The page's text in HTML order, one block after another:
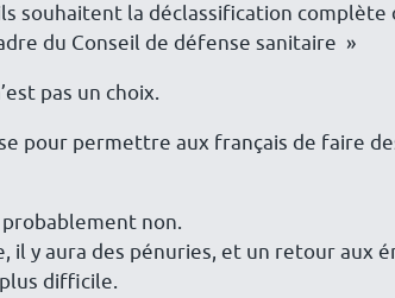
souhaitent la déclassification complète
du Conseil de défense sanitaire »
pas un choix.
pour permettre aux français de faire
non.
il y aura des pénuries, et un retour aux
difficile.